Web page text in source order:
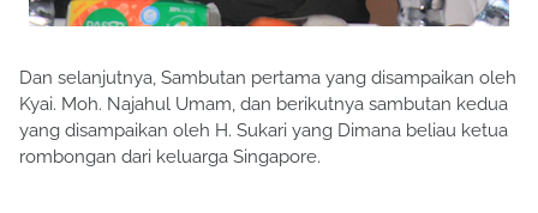
Dan selanjutnya, Sambutan pertama yang disampaikan oleh
Kyai. Moh. Najahul Umam, dan berikutnya sambutan kedua
yang disampaikan oleh H. Sukari yang Dimana beliau ketua
rombongan dari keluarga Singapore.